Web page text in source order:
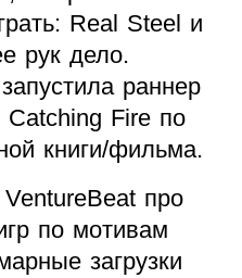
Real Steel и
рук дело.
раннер
Fire по
книги/фильма.
про
по мотивам
загрузки